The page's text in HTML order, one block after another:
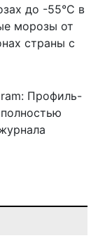
до -55°С в
морозы от
страны с
Профиль-